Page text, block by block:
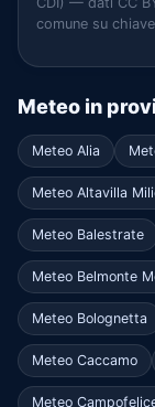
comune su chiave
Meteo in
Meteo Alia
Meteo Altavilla
Meteo Balestrate
Meteo Belmonte
Meteo Bolognetta
Meteo Caccamo
Meteo